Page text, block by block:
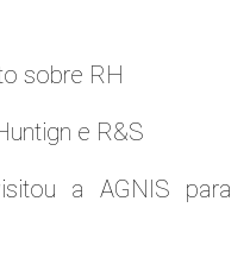
sobre RH
e R&S
a AGNIS para